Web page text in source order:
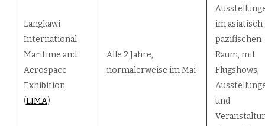
Langkawi
International
Maritime and
Aerospace
Exhibition
(LIMA)
Alle 2 Jahre,
normalerweise im Mai
im
pazifischen
Raum, mit
Flugshows,
und